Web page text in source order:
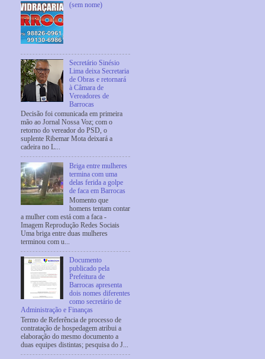
(sem nome)
Secretário Sinésio
Lima deixa Secretaria
de Obras e retornará
à Câmara de
Vereadores de
Barrocas
Decisão foi comunicada em primeira
mão ao Jornal Nossa Voz; com o
retorno do vereador do PSD, o
suplente Ribemar Mota deixará a
cadeira no L...
Briga entre mulheres
termina com uma
delas ferida a golpe
de faca em Barrocas
Momento que
homens tentam contar
a mulher com está com a faca -
Imagem Reprodução Redes Sociais
Uma briga entre duas mulheres
terminou com u...
Documento
publicado pela
Prefeitura de
Barrocas apresenta
dois nomes diferentes
como secretário de
Administração e Finanças
Termo de Referência de processo de
contratação de hospedagem atribui a
elaboração do mesmo documento a
duas equipes distintas; pesquisa do J...